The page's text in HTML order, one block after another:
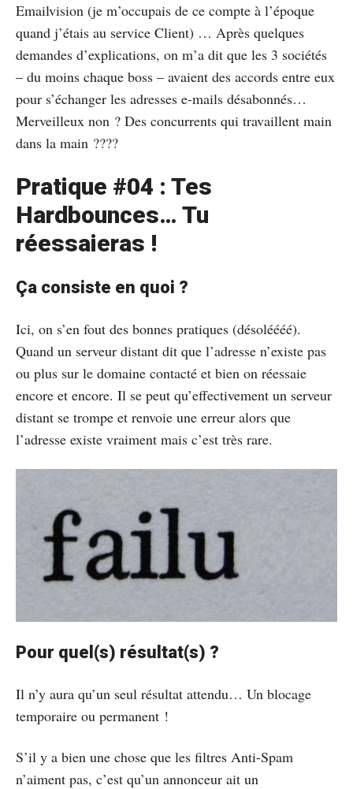
Emailvision (je m’occupais de ce compte à l’époque
quand j’étais au service Client) … Après quelques
demandes d’explications, on m’a dit que les 3 sociétés
– du moins chaque boss – avaient des accords entre eux
pour s’échanger les adresses e-mails désabonnés…
Merveilleux non ? Des concurrents qui travaillent main
dans la main ????
Pratique #04 : Tes
Hardbounces… Tu
réessaieras !
Ça consiste en quoi ?
Ici, on s’en fout des bonnes pratiques (désoléééé).
Quand un serveur distant dit que l’adresse n’existe pas
ou plus sur le domaine contacté et bien on réessaie
encore et encore. Il se peut qu’effectivement un serveur
distant se trompe et renvoie une erreur alors que
l’adresse existe vraiment mais c’est très rare.
Pour quel(s) résultat(s) ?
Il n’y aura qu’un seul résultat attendu… Un blocage
temporaire ou permanent !
S’il y a bien une chose que les filtres Anti-Spam
n’aiment pas, c’est qu’un annonceur ait un